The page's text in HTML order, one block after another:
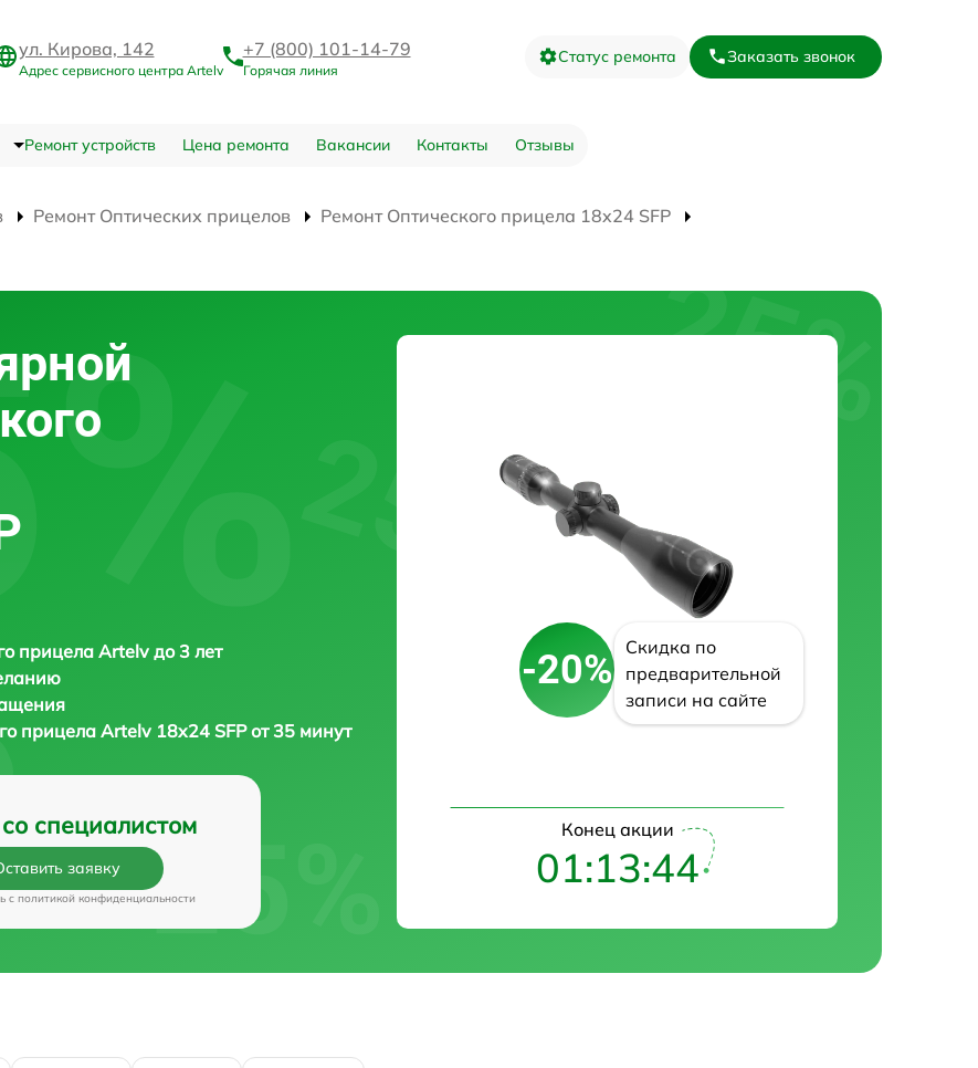
ул. Кирова, 142
Адрес сервисного центра Artelv
+7 (800) 101-14-79
Горячая линия
Статус ремонта Заказать звонок
Ремонт устройств Цена ремонта Вакансии Контакты Отзывы
Ремонт Оптических прицелов
Ремонт Оптического прицела 18x24 SFP
прицела Artelv до 3 лет
прицелаArtelv 18x24 SFP от 35 минут
специалистом
заявку
c политикой конфиденциальности
-20%
Скидка по
предварительной
записи на сайте
Конец акции
01:13:43